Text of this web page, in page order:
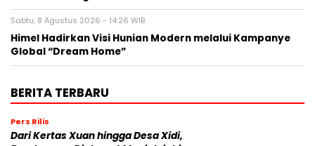
Sabtu, 8 Agustus 2026 - 14:26 WIB
Himel Hadirkan Visi Hunian Modern melalui Kampanye
Global “Dream Home”
BERITA TERBARU
Pers Rilis
Dari Kertas Xuan hingga Desa Xidi,